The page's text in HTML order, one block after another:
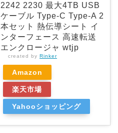
2242 2230 最大4TB USB
ケーブル Type-C Type-A 2
本セット 熱伝導シート イ
ンターフェース 高速転送
エンクロージャ wtjp
created by Rinker
Amazon
楽天市場
Yahooショッピング